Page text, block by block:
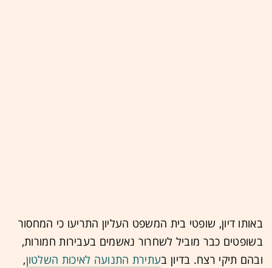
באותו דיון, שופטי בית המשפט העליון התריעו כי המחסור
בשופטים כבר מוביל לשחרור נאשמים בעבירות חמורות,
ובהם תיקי רצח. בדיון בעתירת התנועה לאיכות השלטון,